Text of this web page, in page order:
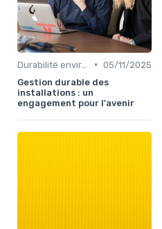
• 05/11/2025
Gestion durable des
installations : un
engagement pour l'avenir